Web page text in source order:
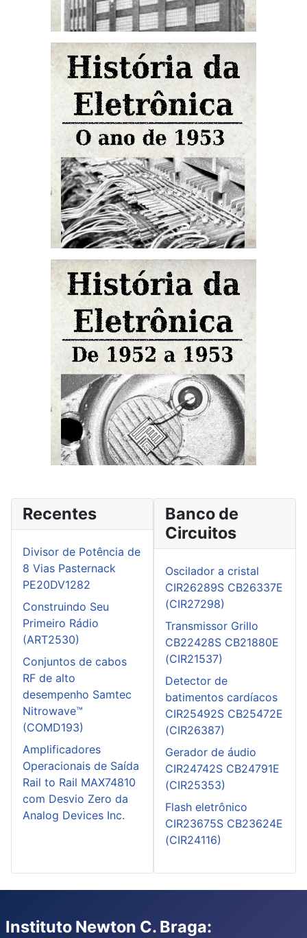
Recentes
Divisor de Potência de
8 Vias Pasternack
PE20DV1282
Construindo Seu
Primeiro Rádio
(ART2530)
Conjuntos de cabos
RF de alto
desempenho Samtec
Nitrowave™
(COMD193)
Amplificadores
Operacionais de Saída
Rail to Rail MAX74810
com Desvio Zero da
Analog Devices Inc.
Banco de
Circuitos
Oscilador a cristal
CIR26289S CB26337E
(CIR27298)
Transmissor Grillo
CB22428S CB21880E
(CIR21537)
Detector de
batimentos cardíacos
CIR25492S CB25472E
(CIR26387)
Gerador de áudio
CIR24742S CB24791E
(CIR25353)
Flash eletrônico
CIR23675S CB23624E
(CIR24116)
Instituto Newton C. Braga: